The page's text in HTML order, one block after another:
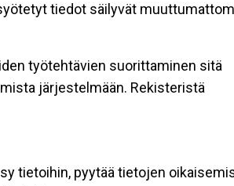
tiedot säilyvät
työtehtävien suorittaminen sitä
järjestelmään. Rekisteristä
tietoihin, pyytää tietojen